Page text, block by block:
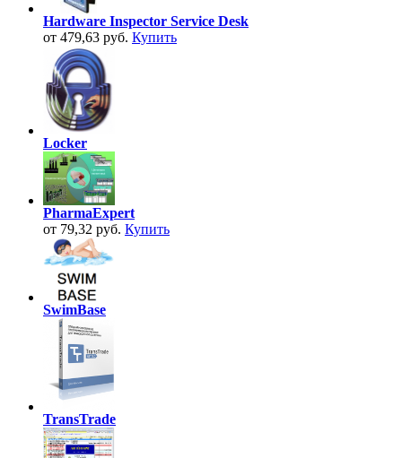
Hardware Inspector Service Desk
от 479,63 руб. Купить
Locker
PharmaExpert
от 79,32 руб. Купить
SwimBase
TransTrade